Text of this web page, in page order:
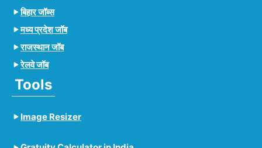
बिहार जॉब्स
मध्य प्रदेश जॉब
राजस्थान जॉब
रेलवे जॉब
Tools
Image Resizer